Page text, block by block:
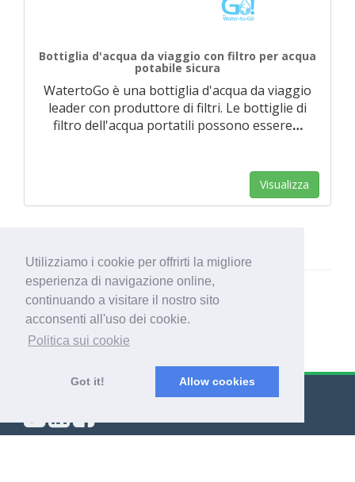
Utilizziamo i cookie per offrirti la migliore
esperienza di navigazione online,
continuando a visitare il nostro sito
acconsenti all'uso dei cookie.
Politica sui cookie
Got it! Allow cookies
Bottiglia d'acqua da viaggio con filtro per acqua
potabile sicura
WatertoGo è una bottiglia d'acqua da viaggio
leader con produttore di filtri. Le bottiglie di
filtro dell'acqua portatili possono essere…
Visualizza
© Export Worldwide 2026